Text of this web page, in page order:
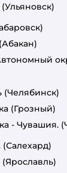
(Ульяновск)
(Абакан)
(Челябинск)
(Грозный)
- Чувашия.
(Салехард)
(Ярославль)